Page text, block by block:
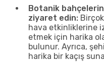
Botanik
ziyaret edin:
hava etkinliklerine
etmek için harika
bulunur. Ayrıca,
harika bir kaçış